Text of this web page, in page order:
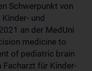
Schwerpunkt von
und
an der MedUni
medicine to
of pediatric brain
Facharzt für Kinder-